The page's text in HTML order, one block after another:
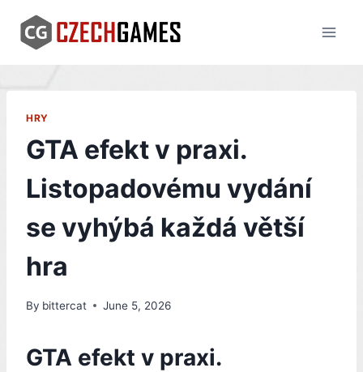
content
HRY
GTA efekt v praxi.
Listopadovému vydání
se vyhýbá každá větší
hra
By bittercat June 5, 2026
GTA efekt v praxi.